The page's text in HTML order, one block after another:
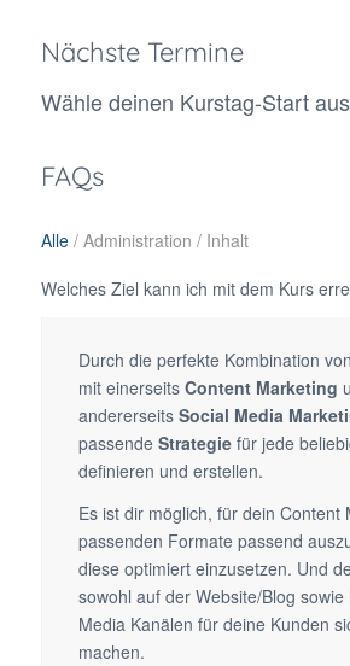
Nächste Termine
Wähle deinen Kurstag-Start
FAQs
Alle / Administration / Inhalt
Welches Ziel kann ich mit dem Kurs
Durch die perfekte Kombination
mit einerseits Content Marketing
andererseits Social Media
passende Strategiefür jede
definieren und erstellen.
Es ist dir möglich, für dein Content
passenden Formate passend
diese optimiert einzusetzen. Und
sowohl auf der Website/Blog sowie
Media Kanälen für deine Kunden
machen.